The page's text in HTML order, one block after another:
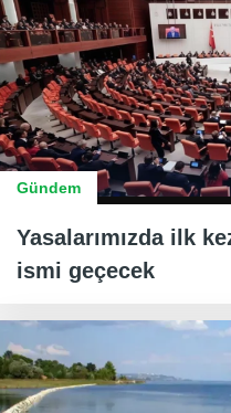
Gündem
Yasalarımızda ilk
ismi geçecek